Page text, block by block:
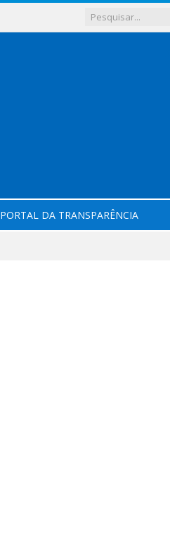
PORTAL DA TRANSPARÊNCIA